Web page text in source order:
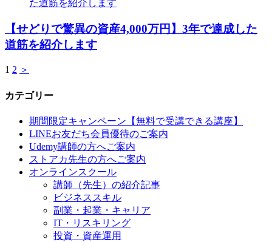
【せどりで驚異の資産4,000万円】3年で達成した
道筋を紹介します
1 2 ＞
カテゴリー
期間限定キャンペーン【無料で受講できる講座】
LINEお友だち会員優待のご案内
Udemy講師の方へご案内
ストアカ先生の方へご案内
オンラインスクール
講師（先生）の紹介記事
ビジネススキル
副業・起業・キャリア
IT・リスキリング
投資・資産運用